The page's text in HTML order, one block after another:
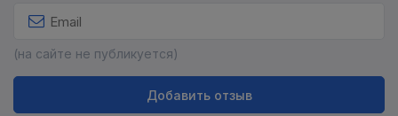
(на сайте не публикуется)
Добавить отзыв